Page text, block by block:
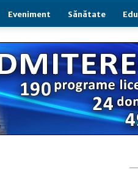
Cuvântul
Libertăţii
Eveniment Sănătate